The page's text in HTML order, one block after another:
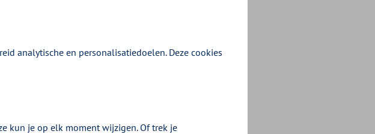
analytische en personalisatiedoelen. Deze cookies
kun je op elk moment wijzigen. Of trek je